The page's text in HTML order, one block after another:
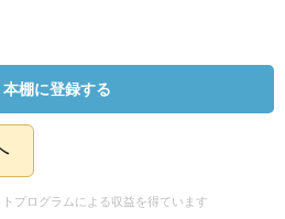
本棚に登録する
プログラムによる収益を得ています